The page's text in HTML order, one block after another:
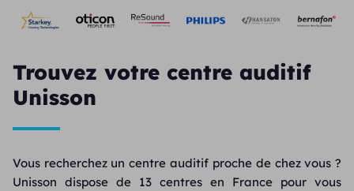
Trouvez votre centre auditif
Unisson
Vous recherchez un centre auditif proche de chez vous ?
Unisson dispose de 13 centres en France pour vous